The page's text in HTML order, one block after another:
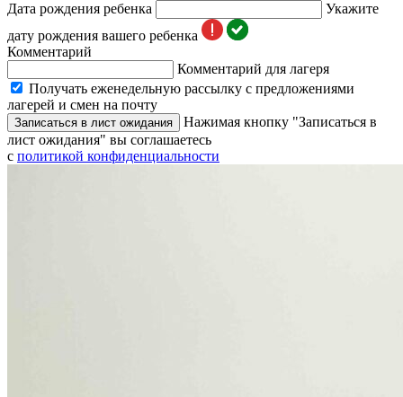
Дата рождения ребенка
Укажите
дату рождения вашего ребенка
Комментарий
Комментарий для лагеря
Получать еженедельную рассылку с предложениями
лагерей и смен на почту
Записаться в лист ожидания
Нажимая кнопку "Записаться в
лист ожидания" вы соглашаетесь
с политикой конфиденциальности